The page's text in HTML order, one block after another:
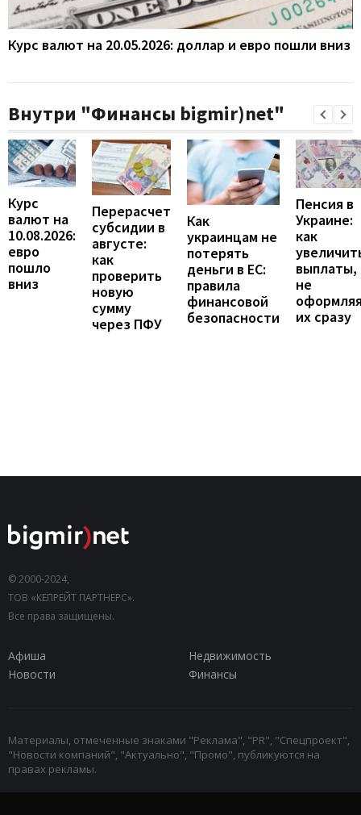
Курс валют на 20.05.2026: доллар и евро пошли вниз
Внутри "Финансы bigmir)net"
Курс
валют на
10.08.2026:
евро
пошло
вниз
Перерасчет
субсидии в
августе:
как
проверить
новую
сумму
через ПФУ
Как
украинцам не
потерять
деньги в ЕС:
правила
финансовой
безопасности
Пенсия в
Украине:
как
выплаты,
не
их сразу
© 2000-2024,
ТОВ «КЕПРЕЙТ ПАРТНЕРС».
Все права защищены.
Афиша
Недвижимость
Новости
Финансы
Материалы, отмеченные знаками "Реклама", "PR", "Спецпроект",
"Новости компаний", "Актуально", "Промо", публикуются на
правах рекламы.